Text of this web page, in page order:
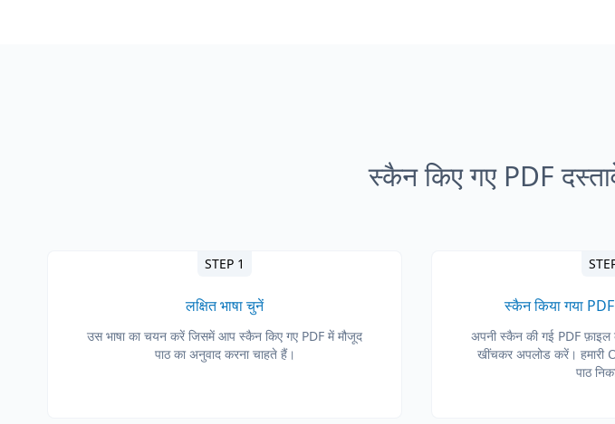
स्कैन किए गए PDF
STEP 1
लक्षित भाषा चुनें
उस भाषा का चयन करें जिसमें आप स्कैन किए गए PDF में मौजूद
पाठ का अनुवाद करना चाहते हैं।
स्कैन किया गया
अपनी स्कैन की गई PDF
खींचकर अपलोड करें। हमारी
पाठ